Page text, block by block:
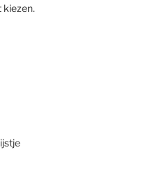
kiezen.